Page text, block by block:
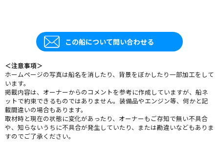
この船について問い合わせる
＜注意事項＞
ホームページの写真は船名を消したり、背景をぼかしたり一部加工をして
います。
掲載内容は、オーナーからのコメントを参考に作成していますが、船ネ
ットで約束できるものではありません。装備品やエンジン等、何かと記
載間違いの場合もあります。
取材時と現在の状態に変化があったり、オーナーもご存知で無い不具合
や、知らないうちに不具合が発生していたり、または勘違いなどもありま
すのでご了承ください。